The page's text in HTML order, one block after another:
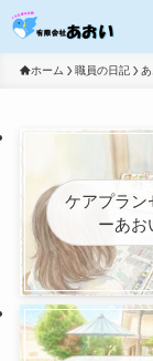
ホーム 職員の日記
ケアプラン
ーあお